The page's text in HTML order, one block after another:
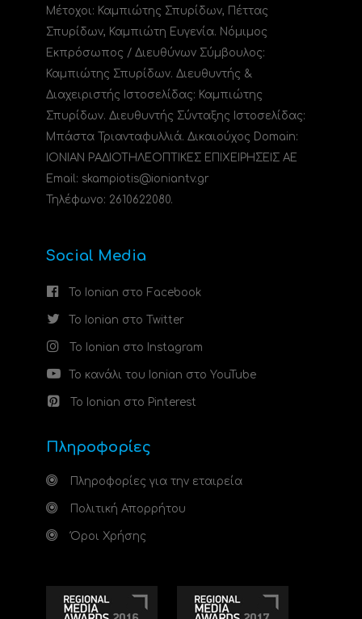
Μέτοχοι: Καμπιώτης Σπυρίδων, Πέττας
Σπυρίδων, Καμπιώτη Ευγενία. Νόμιμος
Εκπρόσωπος / Διευθύνων Σύμβουλος:
Καμπιώτης Σπυρίδων. Διευθυντής &
Διαχειριστής Ιστοσελίδας: Καμπιώτης
Σπυρίδων. Διευθυντής Σύνταξης Ιστοσελίδας:
Μπάστα Τριανταφυλλιά. Δικαιούχος Domain:
ΙΟΝΙΑΝ ΡΑΔΙΟΤΗΛΕΟΠΤΙΚΕΣ ΕΠΙΧΕΙΡΗΣΕΙΣ ΑΕ
Email: skampiotis@ioniantv.gr
Τηλέφωνο: 2610622080.
Social Media
Το Ionian στο Facebook
Το Ionian στο Twitter
Το Ionian στο Instagram
Το κανάλι του Ionian στο YouTube
Το Ionian στο Pinterest
Πληροφορίες
Πληροφορίες για την εταιρεία
Πολιτική Απορρήτου
Όροι Χρήσης